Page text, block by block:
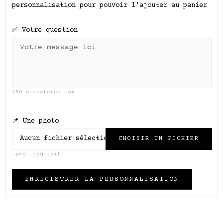
personnalisation pour pouvoir l'ajouter au panier
✅ Votre question
250 caractères max
📌 Une photo
Aucun fichier sélectionnéCHOISIR UN FICHIER
.png .jpg .gif
ENREGISTRER LA PERSONNALISATION